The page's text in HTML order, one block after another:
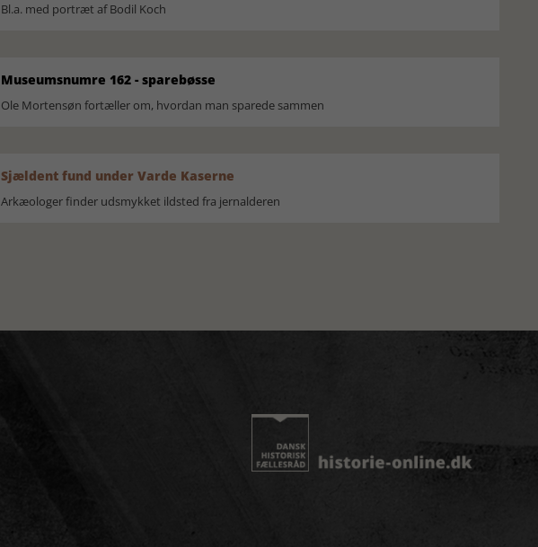
Bl.a. med portræt af Bodil Koch
Museumsnumre 162 - sparebøsse
Ole Mortensøn fortæller om, hvordan man sparede sammen
Sjældent fund under Varde Kaserne
Arkæologer finder udsmykket ildsted fra jernalderen